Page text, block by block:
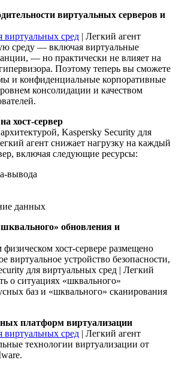
виртуальных серверов и
виртуальных сред | Легкий агент
среду — включая виртуальные
— но практически не влияет на
Поэтому теперь вы сможете
и конфиденциальные корпоративные
консолидации и качеством
хост-сервер
Kaspersky Security для
агент снижает нагрузку на каждый
включая следующие ресурсы:
вывода
данных
обновления и
хост-сервере размещено
виртуальное устройство безопасности,
для виртуальных сред | Легкий
о ситуациях «шквального»
баз и «шквального» сканирования
платформ виртуализации
виртуальных сред | Легкий агент
технологии виртуализации от